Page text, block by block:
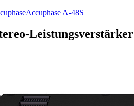
Accuphase A-48S
Leistungsverstärker